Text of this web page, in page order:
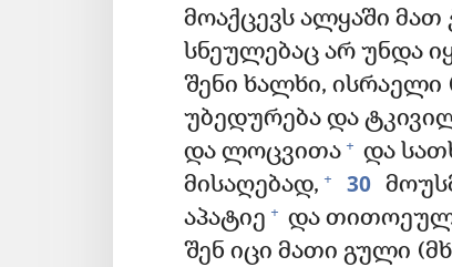
მოაქცევს ალყაში მათ
სნეულებაც არ უნდა
შენი ხალხი,
უბედურება და
და ლოცვითა + და
მისაღებად, + 30
აპატიე + და თითოეულს
შენ იცი მათი გული